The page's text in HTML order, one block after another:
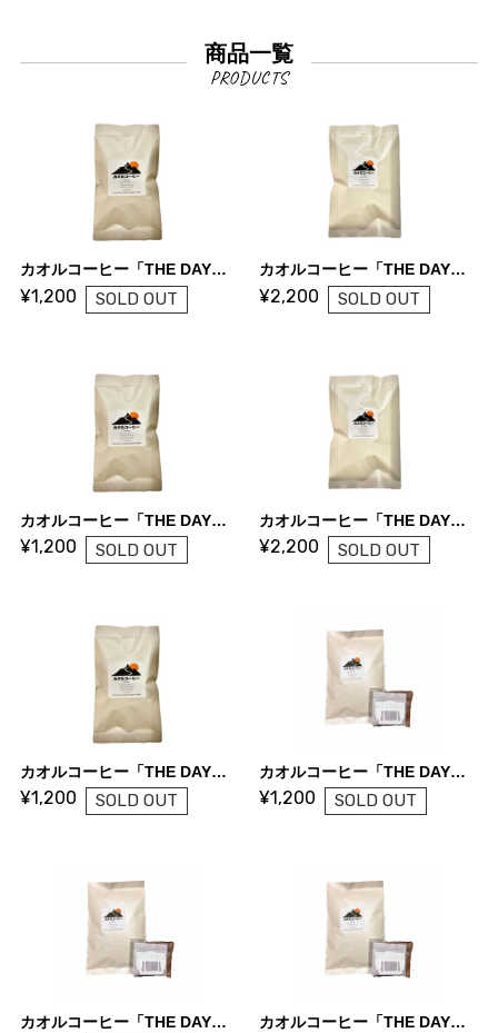
商品一覧
カオルコーヒー「THE DAY」シティロースト/100g
¥1,200 SOLD OUT
カオルコーヒー「THE DAY」シティロースト/200g
¥2,200 SOLD OUT
カオルコーヒー「THE DAY」フルシティロースト/100g
¥1,200 SOLD OUT
カオルコーヒー「THE DAY」フルシティロースト/200g
¥2,200 SOLD OUT
カオルコーヒー「THE DAY」イタリアンロースト/100g
¥1,200 SOLD OUT
カオルコーヒー「THE DAY」シティロースト ドリップバッグ
¥1,200 SOLD OUT
カオルコーヒー「THE DAY」フルシティロースト ドリップバッグ カオルコーヒー「THE DAY」イタリアンロースト ドリップバッグ